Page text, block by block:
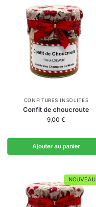
CONFITURES INSOLITES
Confit de choucroute
9,00 €
Ajouter au panier
NOUVEAU